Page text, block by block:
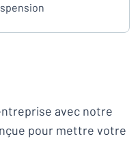
avec notre
pour mettre votre